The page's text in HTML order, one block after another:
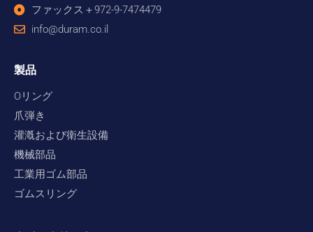
ファックス＋972-9-7474479
info@duram.co.il
製品
Oリング
爪弾き
灌漑および衛生設備
機械部品
工業用ゴム部品
ゴムスリング